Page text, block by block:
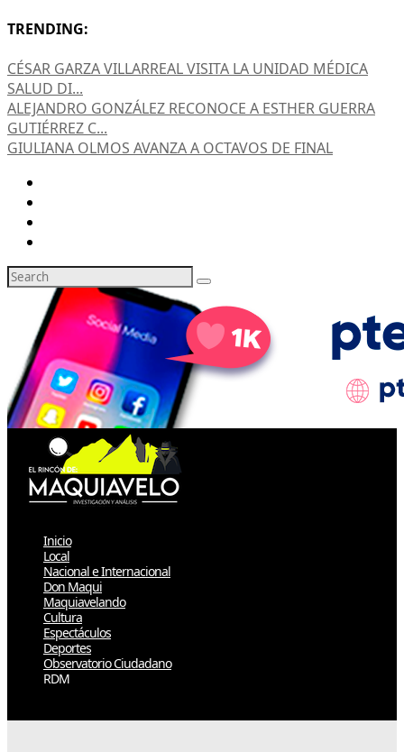
TRENDING:
CÉSAR GARZA VILLARREAL VISITA LA UNIDAD MÉDICA
SALUD DI...
ALEJANDRO GONZÁLEZ RECONOCE A ESTHER GUERRA
GUTIÉRREZ C...
GIULIANA OLMOS AVANZA A OCTAVOS DE FINAL
Inicio
Local
Nacional e Internacional
Don Maqui
Maquiavelando
Cultura
Espectáculos
Deportes
Observatorio Ciudadano
RDM